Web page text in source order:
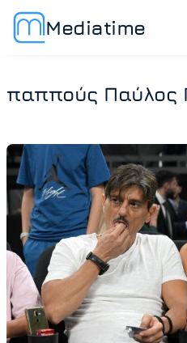
Mediatime
παππούς Παύλος